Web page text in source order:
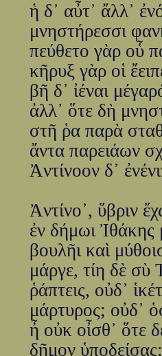
ἡ δ᾽ αὖτ᾽ ἄλλ᾽
μνηστήρεσσι
πεύθετο γὰρ οὗ
κῆρυξ γὰρ οἱ
βῆ δ᾽ ἰέναι
ἀλλ᾽ ὅτε δὴ
στῆ ῥα παρὰ
ἄντα παρειάων
Ἀντίνοον δ᾽
Ἀντίνο᾽, ὕβριν
ἐν δήμωι Ἰθάκης
βουλῆι καὶ
μάργε, τίη δὲ σὺ
ῥάπτεις, οὐδ᾽
μάρτυρος; οὐδ᾽
ἦ οὐκ οἶσθ᾽ ὅτε
δῆμον